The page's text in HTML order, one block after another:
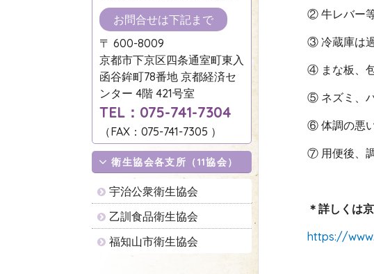
② 牛レバー
③ 冷蔵庫は
④ まな板、
⑤ ネズミ、
⑥ 体調の悪
⑦ 用便後、
＊詳しくは
https://
お問合せは下記まで
〒 600-8009
京都市下京区四条通室町東入
函谷鉾町78番地 京都経済セ
ンター 4階 421号室
TEL：075-741-7304
（FAX：075-741-7305 ）
衛生協会各支所（11協会）
宇治公衆衛生協会
乙訓食品衛生協会
福知山市衛生協会